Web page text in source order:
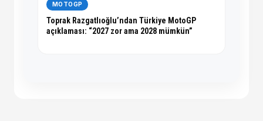
MOTOGP
Toprak Razgatlıoğlu’ndan Türkiye MotoGP
açıklaması: “2027 zor ama 2028 mümkün”